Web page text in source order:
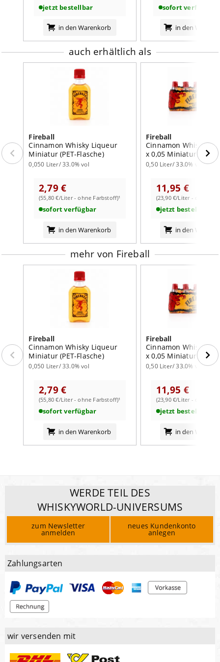
jetzt bestellbar
in den Warenkorb
sofort verfügbar
in den
auch erhältlich als
Fireball
Cinnamon Whisky Liqueur
Miniatur (PET-Flasche)
0,050 Liter/ 33.0% vol
2,79 €
(55,80 €/Liter - ohne Farbstoff)¹
sofort verfügbar
in den Warenkorb
Fireball
Cinnamon Whisky
x 0,05 Miniatur (PET-
0,50 Liter/ 33.0% vol
11,95 €
(23,90 €/Liter - ohne
jetzt bestellbar
in den
mehr von Fireball
Fireball
Cinnamon Whisky Liqueur
Miniatur (PET-Flasche)
0,050 Liter/ 33.0% vol
2,79 €
(55,80 €/Liter - ohne Farbstoff)¹
sofort verfügbar
in den Warenkorb
Fireball
Cinnamon Whisky
x 0,05 Miniatur (PET-
0,50 Liter/ 33.0% vol
11,95 €
(23,90 €/Liter - ohne
jetzt bestellbar
in den
WERDE TEIL DES
WHISKYWORLD-UNIVERSUMS
zum Newsletter
anmelden
neues Kundenkonto
anlegen
Zahlungsarten
wir versenden mit